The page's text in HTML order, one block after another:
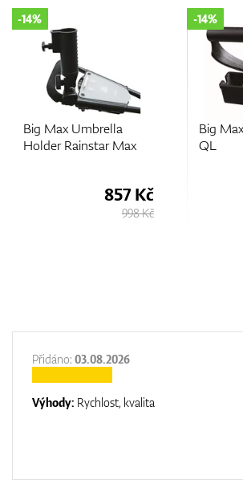
Max
Big Max Ashtray With
QL
Přidáno: 03.08.2026
Výhody: Rychlost, kvalita